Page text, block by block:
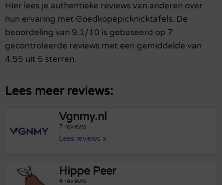
Hier lees je authentieke reviews van anderen over
hun ervaring met Goedkopepicknicktafels. De
beoordeling van 9.1/10 is gebaseerd op 7
gecontroleerde reviews met een gemiddelde van
4.55 uit 5 sterren.
Lees meer reviews:
Vgnmy.nl
7 reviews
Lees reviews »
Hippe Peer
4 reviews